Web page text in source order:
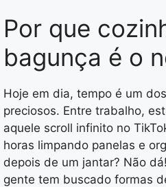
Por que
bagunça é o
Hoje em dia, tempo é um
preciosos. Entre trabalho,
aquele scroll infinito no
horas limpando panelas e
depois de um jantar? Não
gente tem buscado formas